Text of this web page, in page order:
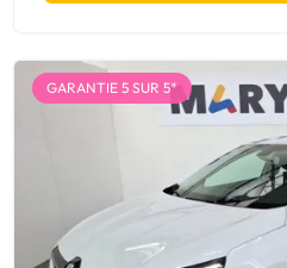
GARANTIE 5 SUR 5*